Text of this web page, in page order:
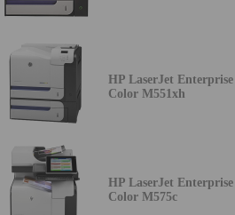
HP LaserJet Enterprise
Color M551xh
HP LaserJet Enterprise
Color M575c